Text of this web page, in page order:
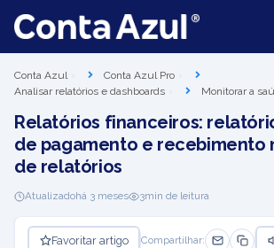
Conta Azul
Conta Azul Pro
Analisar relatórios e dashboards
Monitorar a
Relatórios financeiros:
de pagamento e recebimento
de relatórios
Atualizadohá 3 meses 3min de leitura
Favoritar artigo Compartilhar: